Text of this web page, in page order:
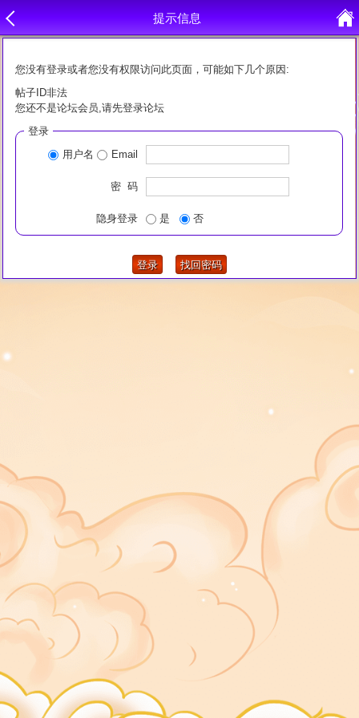
提示信息
您没有登录或者您没有权限访问此页面，可能如下几个原因:
帖子ID非法
您还不是论坛会员,请先登录论坛
登录
用户名
Email
密 码
隐身登录 是 否